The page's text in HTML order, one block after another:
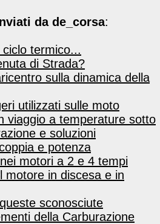
da de_corsa:
termico...
di Strada?
sulla dinamica della
utilizzati sulle moto
viaggio a temperature sotto
e soluzioni
e potenza
motori a 2 e 4 tempi
motore in discesa e in
sconosciute
della Carburazione